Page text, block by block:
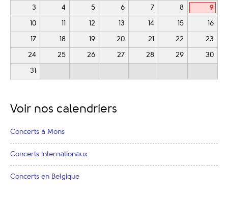
3 4 5 6 7 8 9
10 11 12 13 14 15 16
17 18 19 20 21 22 23
24 25 26 27 28 29 30
31
Voir nos calendriers
Concerts à Mons
Concerts internationaux
Concerts en Belgique